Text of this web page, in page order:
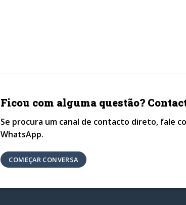
Ficou com alguma questão?
Se procura um canal de contacto direto, fale
WhatsApp.
COMEÇAR CONVERSA